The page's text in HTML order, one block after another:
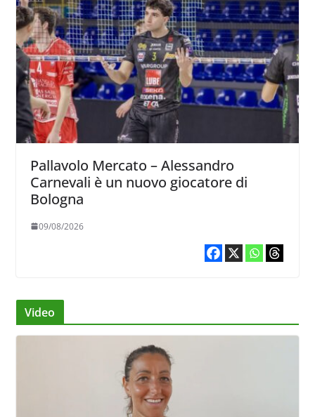
Pallavolo Mercato – Alessandro
Carnevali è un nuovo giocatore di
Bologna
09/08/2026
Video